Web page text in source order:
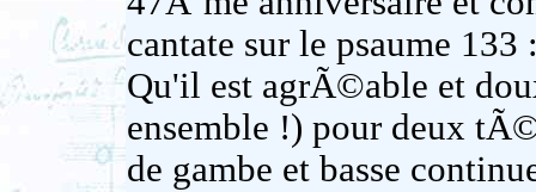
cantate sur le psaume
Qu'il est agrÃ©able et
ensemble !) pour deux
de gambe et basse